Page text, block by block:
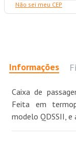
Não sei meu CEP
Informações
Caixa de
Feita em
modelo QDSSII, e